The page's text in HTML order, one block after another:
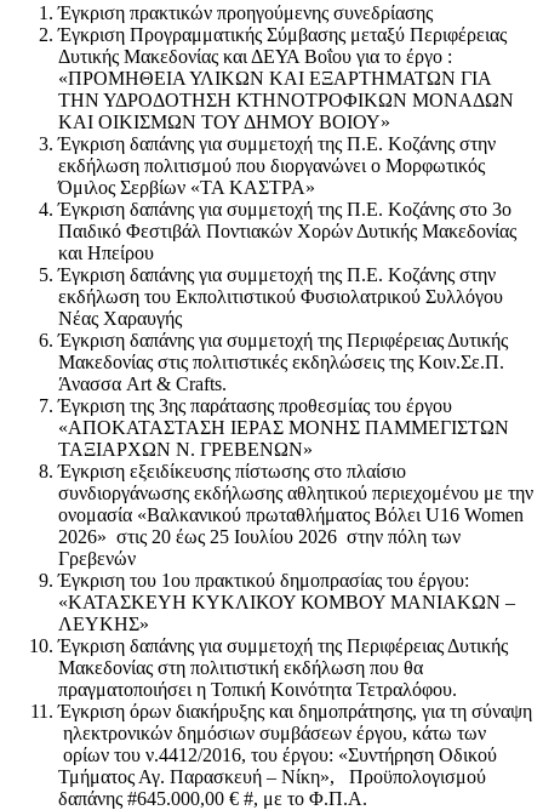
Έγκριση πρακτικών προηγούμενης συνεδρίασης
Έγκριση Προγραμματικής Σύμβασης μεταξύ Περιφέρειας
Δυτικής Μακεδονίας και ΔΕΥΑ Βοΐου για το έργο :
«ΠΡΟΜΗΘΕΙΑ ΥΛΙΚΩΝ ΚΑΙ ΕΞΑΡΤΗΜΑΤΩΝ ΓΙΑ
ΤΗΝ ΥΔΡΟΔΟΤΗΣΗ ΚΤΗΝΟΤΡΟΦΙΚΩΝ ΜΟΝΑΔΩΝ
ΚΑΙ ΟΙΚΙΣΜΩΝ ΤΟΥ ΔΗΜΟΥ ΒΟΙΟΥ»
Έγκριση δαπάνης για συμμετοχή της Π.Ε. Κοζάνης στην
εκδήλωση πολιτισμού που διοργανώνει ο Μορφωτικός
Όμιλος Σερβίων «ΤΑ ΚΑΣΤΡΑ»
Έγκριση δαπάνης για συμμετοχή της Π.Ε. Κοζάνης στο 3ο
Παιδικό Φεστιβάλ Ποντιακών Χορών Δυτικής Μακεδονίας
και Ηπείρου
Έγκριση δαπάνης για συμμετοχή της Π.Ε. Κοζάνης στην
εκδήλωση του Εκπολιτιστικού Φυσιολατρικού Συλλόγου
Νέας Χαραυγής
Έγκριση δαπάνης για συμμετοχή της Περιφέρειας Δυτικής
Μακεδονίας στις πολιτιστικές εκδηλώσεις της Κοιν.Σε.Π.
Άνασσα Art & Crafts.
Έγκριση της 3ης παράτασης προθεσμίας του έργου
«ΑΠΟΚΑΤΑΣΤΑΣΗ ΙΕΡΑΣ ΜΟΝΗΣ ΠΑΜΜΕΓΙΣΤΩΝ
ΤΑΞΙΑΡΧΩΝ Ν. ΓΡΕΒΕΝΩΝ»
Έγκριση εξειδίκευσης πίστωσης στο πλαίσιο
συνδιοργάνωσης εκδήλωσης αθλητικού περιεχομένου με την
ονομασία «Βαλκανικού πρωταθλήματος Βόλει U16 Women
2026» στις 20 έως 25 Ιουλίου 2026 στην πόλη των
Γρεβενών
Έγκριση του 1ου πρακτικού δημοπρασίας του έργου:
«ΚΑΤΑΣΚΕΥΗ ΚΥΚΛΙΚΟΥ ΚΟΜΒΟΥ ΜΑΝΙΑΚΩΝ –
ΛΕΥΚΗΣ»
Έγκριση δαπάνης για συμμετοχή της Περιφέρειας Δυτικής
Μακεδονίας στη πολιτιστική εκδήλωση που θα
πραγματοποιήσει η Τοπική Κοινότητα Τετραλόφου.
Έγκριση όρων διακήρυξης και δημοπράτησης, για τη σύναψη
ηλεκτρονικών δημόσιων συμβάσεων έργου, κάτω των
ορίων του ν.4412/2016, του έργου: «Συντήρηση Οδικού
Τμήματος Αγ. Παρασκευή – Νίκη», Προϋπολογισμού
δαπάνης #645.000,00 € #, με το Φ.Π.Α.